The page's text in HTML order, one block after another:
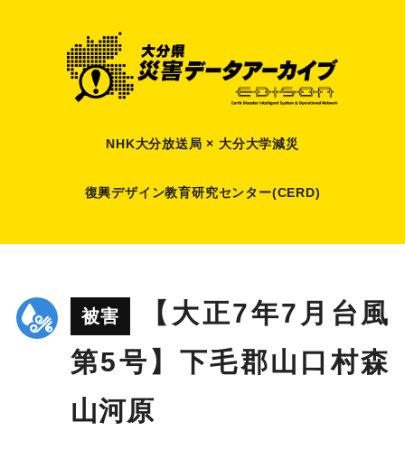
NHK大分放送局 × 大分大学減災
復興デザイン教育研究センター(CERD)
被害
【大正7年7月台風
第5号】下毛郡山口村森
山河原